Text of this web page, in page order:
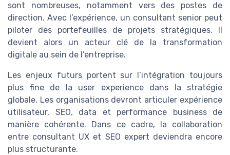
sont nombreuses, notamment vers des postes de
direction. Avec l’expérience, un consultant senior peut
piloter des portefeuilles de projets stratégiques. Il
devient alors un acteur clé de la transformation
digitale au sein de l’entreprise.
Les enjeux futurs portent sur l’intégration toujours
plus fine de la user experience dans la stratégie
globale. Les organisations devront articuler expérience
utilisateur, SEO, data et performance business de
manière cohérente. Dans ce cadre, la collaboration
entre consultant UX et SEO expert deviendra encore
plus structurante.